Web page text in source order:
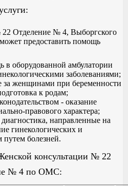
Отделение № 4, Выборгского
предоставить помощь
в оборудованной амбулатории
заболеваниями;
за женщинами при беременности
к родам;
- оказание
правового характера;
направленные на
гинекологических и
болезней.
консультации № 22
№ 4 по ОМС: